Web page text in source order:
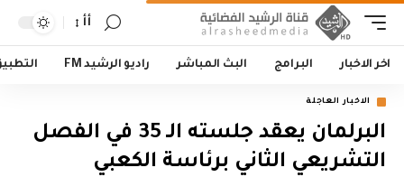
أأ
اخر الاخبار البرامج البث المباشر راديو الرشيد FM
الاخبار العاجلة
البرلمان يعقد جلسته الـ 35 في الفصل
التشريعي الثاني برئاسة الكعبي